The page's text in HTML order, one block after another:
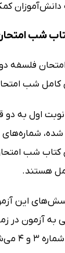
امتحان فلسفه 2 -
فلسفه
کامل شب
اول به
هستند.
این
به آزمون در